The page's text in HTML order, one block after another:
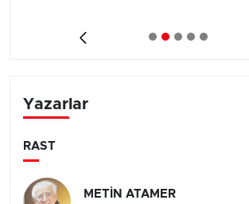
Yazarlar
RAST
METİN ATAMER